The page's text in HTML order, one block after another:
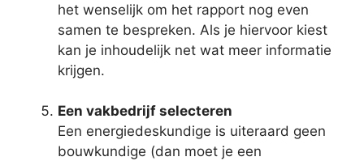
het wenselijk om het rapport nog even
samen te bespreken. Als je hiervoor kiest
kan je inhoudelijk net wat meer informatie
krijgen.
Een vakbedrijf selecteren
Een energiedeskundige is uiteraard geen
bouwkundige (dan moet je een